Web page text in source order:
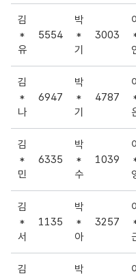
김
*
유
5554
박
*
기
3003
김
*
나
6947
박
*
기
4787
김
*
민
6335
박
*
수
1039
김
*
서
1135
박
*
아
3257
김
박